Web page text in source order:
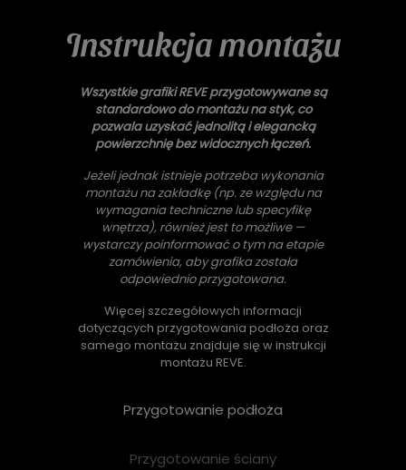
Instrukcja montażu
Wszystkie grafiki REVE przygotowywane są
standardowo do montażu na styk, co
pozwala uzyskać jednolitą i elegancką
powierzchnię bez widocznych łączeń.
Jeżeli jednak istnieje potrzeba wykonania
montażu na zakładkę (np. ze względu na
wymagania techniczne lub specyfikę
wnętrza), również jest to możliwe —
wystarczy poinformować o tym na etapie
zamówienia, aby grafika została
odpowiednio przygotowana.
Więcej szczegółowych informacji
dotyczących przygotowania podłoża oraz
samego montażu znajduje się w instrukcji
montażu REVE.
Przygotowanie podłoża
Przygotowanie ściany